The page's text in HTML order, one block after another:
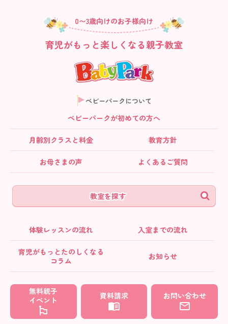
0〜3歳向けのお子様向け
育児がもっと楽しくなる親子教室
ベビーパークについて
ベビーパークが初めての方へ
月齢別クラス と料金 教育方針
お母さまの声 よくあるご質問
教室を探す
体験レッスンの流れ 入室までの流れ
育児がもっとたのしくなる
コラム
お知らせ
無料親子
イベント
資料請求 お問い合わせ